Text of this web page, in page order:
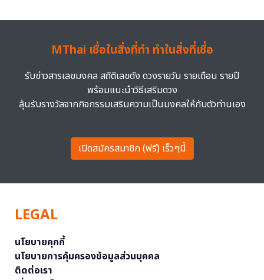
MThai เชื่อในสิ่งที่ทำ ทำในสิ่งที่เชื่อ
รับข่าวสารเลขมงคล สถิติเลขดัง ดวงรายวัน รายเดือน รายปี
พร้อมแนะนำวิธีเสริมดวง
ลุ้นรับรางวัลจากกิจกรรมเสริมความเป็นมงคลให้กับตัวท่านเอง
เปิดสมัครสมาชิก (ฟรี) เร็วๆนี้
LEGAL
นโยบายคุกกี้
นโยบายการคุ้มครองข้อมูลส่วนบุคคล
ติดต่อเรา